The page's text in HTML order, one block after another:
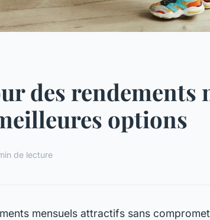
des rendements
options
de lecture
mensuels attractifs sans